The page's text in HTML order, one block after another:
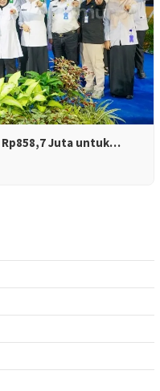
Rp858,7 Juta untuk…